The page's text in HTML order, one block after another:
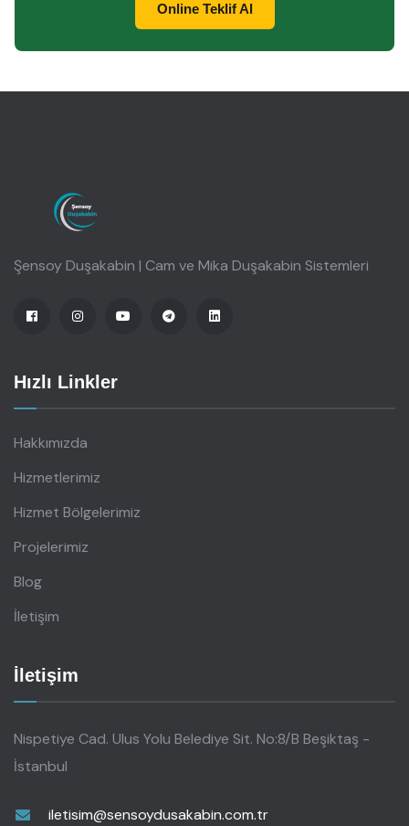
Online Teklif Al
Şensoy Duşakabin | Cam ve Mika Duşakabin Sistemleri
Hızlı Linkler
Hakkımızda
Hizmetlerimiz
Hizmet Bölgelerimiz
Projelerimiz
Blog
İletişim
İletişim
Nispetiye Cad. Ulus Yolu Belediye Sit. No:8/B Beşiktaş -
İstanbul
iletisim@sensoydusakabin.com.tr